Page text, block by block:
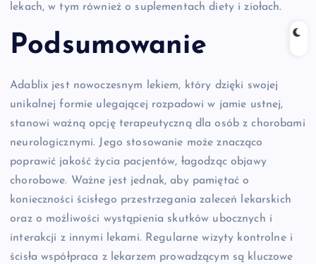
lekach, w tym również o suplementach diety i ziołach.
Podsumowanie
Adablix jest nowoczesnym lekiem, który dzięki swojej
unikalnej formie ulegającej rozpadowi w jamie ustnej,
stanowi ważną opcję terapeutyczną dla osób z chorobami
neurologicznymi. Jego stosowanie może znacząco
poprawić jakość życia pacjentów, łagodząc objawy
chorobowe. Ważne jest jednak, aby pamiętać o
konieczności ścisłego przestrzegania zaleceń lekarskich
oraz o możliwości wystąpienia skutków ubocznych i
interakcji z innymi lekami. Regularne wizyty kontrolne i
ścisła współpraca z lekarzem prowadzącym są kluczowe